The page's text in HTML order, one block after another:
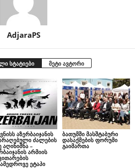
AdjaraPS
სტატიები მეტი ავტორი
აზერბაიჯანის
ძალების
–
არმიის
ეტაპი
ბათუმში მასშტაბური
დასაქმების ფორუმი
გაიმართა